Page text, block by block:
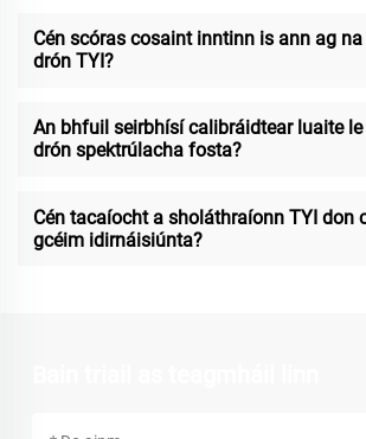
Cén scóras cosaint inntinn is ann ag
drón TYI?
An bhfuil seirbhísí calibráidtear luaite
drón spektrúlacha fosta?
Cén tacaíocht a sholáthraíonn TYI don
gcéim idirnáisiúnta?